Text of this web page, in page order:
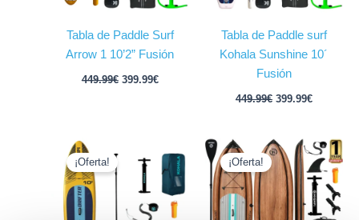
Tabla de Paddle Surf
Arrow 1 10’2” Fusión
449.99€ 399.99€
Tabla de Paddle surf
Kohala Sunshine 10´
Fusión
449.99€ 399.99€
¡Oferta!
precio
original
259.99€.
precio
actual
229.99€.
¡Oferta!
El
precio
original
era:
499.99€.
El
precio
actual
es:
399.99€.